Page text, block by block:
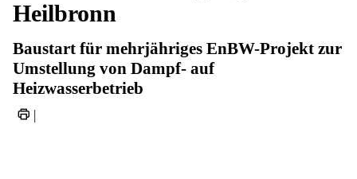
Heilbronn
Baustart für mehrjähriges EnBW-Projekt zur
Umstellung von Dampf- auf
Heizwasserbetrieb
|